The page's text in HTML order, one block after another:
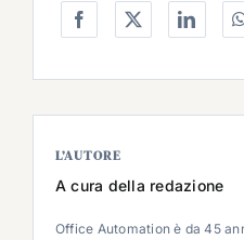
L’AUTORE
A cura della redazione
Office Automation è da 45